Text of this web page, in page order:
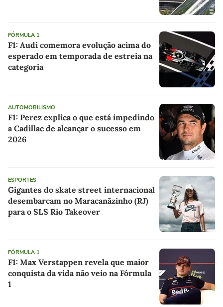
FÓRMULA 1
F1: Audi comemora evolução acima do
esperado em temporada de estreia na
categoria
AUTOMOBILISMO
F1: Perez explica o que está impedindo
a Cadillac de alcançar o sucesso em
2026
ESPORTES
Gigantes do skate street internacional
desembarcam no Maracanãzinho (RJ)
para o SLS Rio Takeover
FÓRMULA 1
F1: Max Verstappen revela que maior
conquista da vida não veio na Fórmula
1